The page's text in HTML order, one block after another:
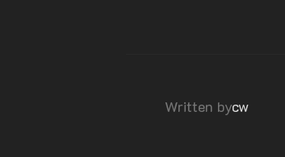
POST AUTHOR
Written bycw